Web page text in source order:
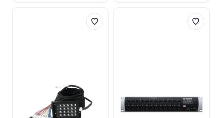
Omnitronic
Presonus